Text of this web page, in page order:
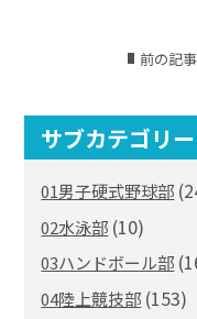
前の記
サブカテゴリー
01男子硬式野球部
02水泳部 (10)
03ハンドボール部
04陸上競技部 (153)